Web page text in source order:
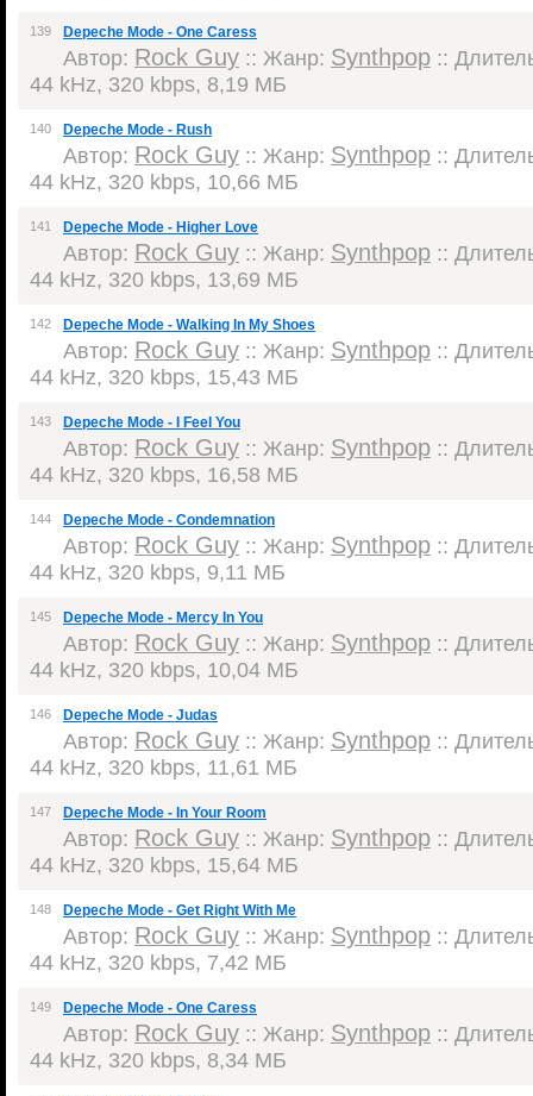
139 Depeche Mode - One Caress
Автор: Rock Guy :: Жанр: Synthpop ::
44 kHz, 320 kbps, 8,19 МБ
140 Depeche Mode - Rush
Автор: Rock Guy :: Жанр: Synthpop ::
44 kHz, 320 kbps, 10,66 МБ
141 Depeche Mode - Higher Love
Автор: Rock Guy :: Жанр: Synthpop ::
44 kHz, 320 kbps, 13,69 МБ
142 Depeche Mode - Walking In My Shoes
Автор: Rock Guy :: Жанр: Synthpop ::
44 kHz, 320 kbps, 15,43 МБ
143 Depeche Mode - I Feel You
Автор: Rock Guy :: Жанр: Synthpop ::
44 kHz, 320 kbps, 16,58 МБ
144 Depeche Mode - Condemnation
Автор: Rock Guy :: Жанр: Synthpop ::
44 kHz, 320 kbps, 9,11 МБ
145 Depeche Mode - Mercy In You
Автор: Rock Guy :: Жанр: Synthpop ::
44 kHz, 320 kbps, 10,04 МБ
146 Depeche Mode - Judas
Автор: Rock Guy :: Жанр: Synthpop ::
44 kHz, 320 kbps, 11,61 МБ
147 Depeche Mode - In Your Room
Автор: Rock Guy :: Жанр: Synthpop ::
44 kHz, 320 kbps, 15,64 МБ
148 Depeche Mode - Get Right With Me
Автор: Rock Guy :: Жанр: Synthpop ::
44 kHz, 320 kbps, 7,42 МБ
149 Depeche Mode - One Caress
Автор: Rock Guy :: Жанр: Synthpop ::
44 kHz, 320 kbps, 8,34 МБ